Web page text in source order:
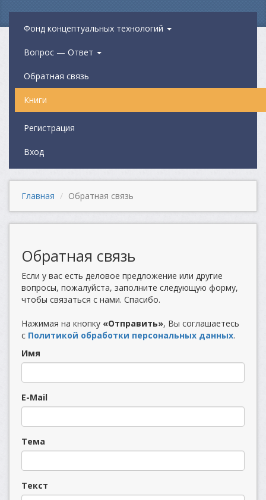
Фонд концептуальных технологий
Вопрос — Ответ
Обратная связь
Книги
Регистрация
Вход
Главная Обратная связь
Обратная связь
Если у вас есть деловое предложение или другие
вопросы, пожалуйста, заполните следующую форму,
чтобы связаться с нами. Спасибо.
Нажимая на кнопку «Отправить», Вы соглашаетесь
с Политикой обработки персональных данных.
Имя
E-Mail
Тема
Текст